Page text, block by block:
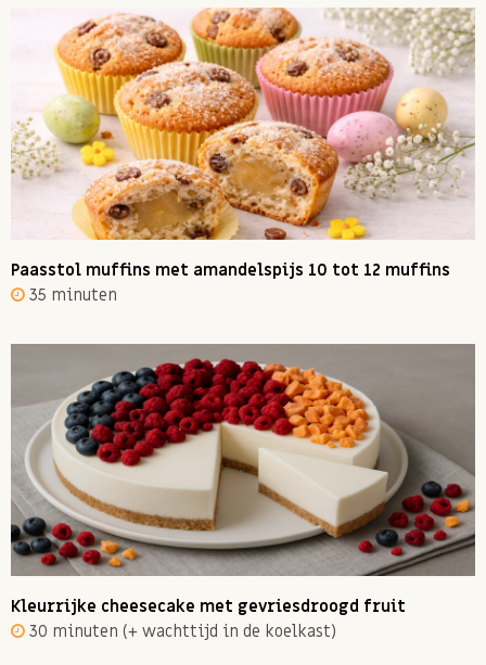
Paasstol muffins met amandelspijs 10 tot 12 muffins
35 minuten
Kleurrijke cheesecake met gevriesdroogd fruit
30 minuten (+ wachttijd in de koelkast)